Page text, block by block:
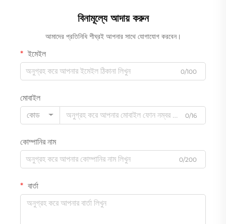
বিনামূল্যে আদায় করুন
আমাদের প্রতিনিধি শীঘ্রই আপনার সাথে যোগাযোগ করবেন।
ইমেইল
0/100
মোবাইল
কোড
0/16
কোম্পানির নাম
0/200
বার্তা